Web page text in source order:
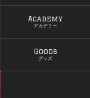
Academy
アカデミー
Goods
グッズ